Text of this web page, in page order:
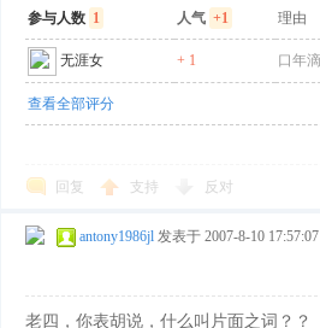
参与人数 1 人气 +1 理由
无涯女 + 1 口年
查看全部评分
回复 支持 反对
antony1986jl 发表于 2007-8-10 17:57:07
老四，你表胡说，什么叫片面之词？？